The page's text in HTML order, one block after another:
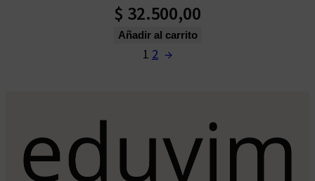
$ 32.500,00
Añadir al carrito
1 2 →